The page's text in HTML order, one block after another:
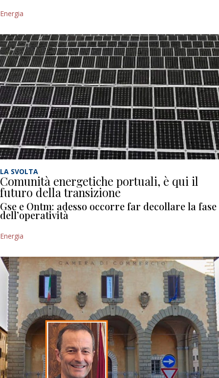
Energia
LA SVOLTA
Comunità energetiche portuali, è qui il
futuro della transizione
Gse e Ontm: adesso occorre far decollare la fase
dell’operatività
Energia